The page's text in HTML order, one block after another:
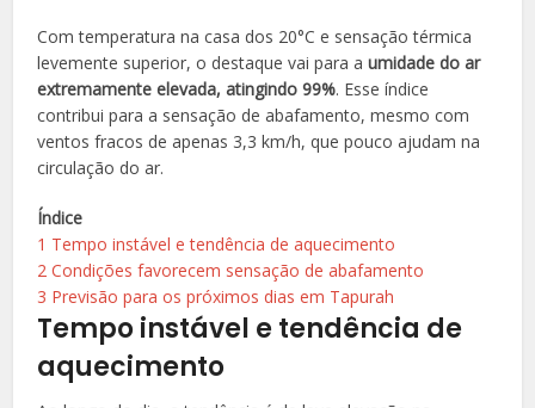
Com temperatura na casa dos 20°C e sensação térmica
levemente superior, o destaque vai para aumidade do ar
extremamente elevada, atingindo 99%. Esse índice
contribui para a sensação de abafamento, mesmo com
ventos fracos de apenas 3,3 km/h, que pouco ajudam na
circulação do ar.
Índice
1 Tempo instável e tendência de aquecimento
2 Condições favorecem sensação de abafamento
3 Previsão para os próximos dias em Tapurah
Tempo instável e tendência de
aquecimento